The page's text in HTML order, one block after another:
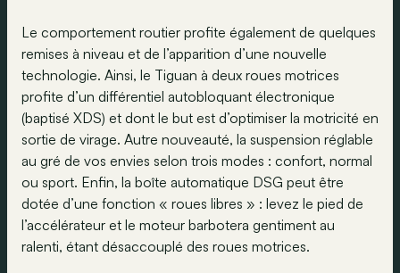
Le comportement routier profite également de quelques
remises à niveau et de l’apparition d’une nouvelle
technologie. Ainsi, le Tiguan à deux roues motrices
profite d’un différentiel autobloquant électronique
(baptisé XDS) et dont le but est d’optimiser la motricité en
sortie de virage. Autre nouveauté, la suspension réglable
au gré de vos envies selon trois modes : confort, normal
ou sport. Enfin, la boîte automatique DSG peut être
dotée d’une fonction « roues libres » : levez le pied de
l’accélérateur et le moteur barbotera gentiment au
ralenti, étant désaccouplé des roues motrices.